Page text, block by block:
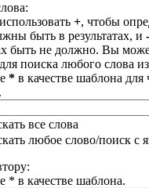
+, чтобы
быть в результатах, и -
быть не должно. Вы
для поиска любого слова
* в качестве шаблона для
все слова
любое слово/поиск с
* в качестве шаблона.